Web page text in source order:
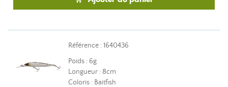
Référence : 1640436
Poids : 6g
Longueur : 8cm
Coloris : Baitfish